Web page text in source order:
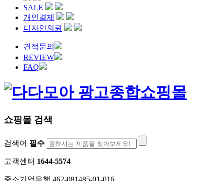
SALE
개인결제
디자인의뢰
견적문의
REVIEW
FAQ
쇼핑몰 검색
검색어 필수
고객센터 1644-5574